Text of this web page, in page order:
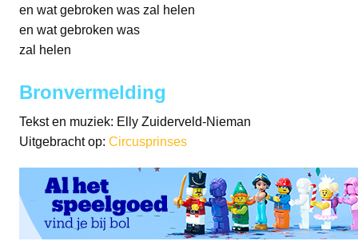
en wat gebroken was zal helen
en wat gebroken was
zal helen
Bronvermelding
Tekst en muziek: Elly Zuiderveld-Nieman
Uitgebracht op: Circusprinses